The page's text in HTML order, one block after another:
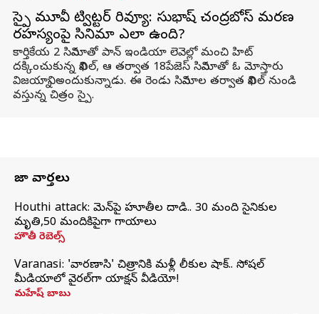
స్పై మూవీ ట్విట్టర్ రివ్యూ: సుభాష్ చంద్రబోస్ మరణ
రహస్యంపై సినిమా ఎలా ఉంది?
కార్తికేయ 2 సినిమాతో పాన్ ఇండియా లెవెల్లో మంచి హిట్
దక్కించుకున్న నిఖిల్, ఆ తర్వాత 18పేజెస్ సినిమాతో ఓ మోస్తారు
విజయాన్ని అందుకున్నాడు. ఈ రెండు సినిమాల తర్వాత నిఖిల్ నుండి
వస్తున్న చిత్రం స్పై.
తాజా వార్తలు
Houthi attack: యెమెన్‌పై హూతీల దాడి.. 30 మంది సైనికుల
మృతి,50 మందికిపైగా గాయాలు
హౌతీ రెబెల్స్
Varanasi: 'వారణాసి' చిత్రానికి మళ్లీ లీకుల షాక్.. సోషల్
మీడియాలో వైరల్‌గా యాక్షన్ వీడియో!
మహేష్ బాబు